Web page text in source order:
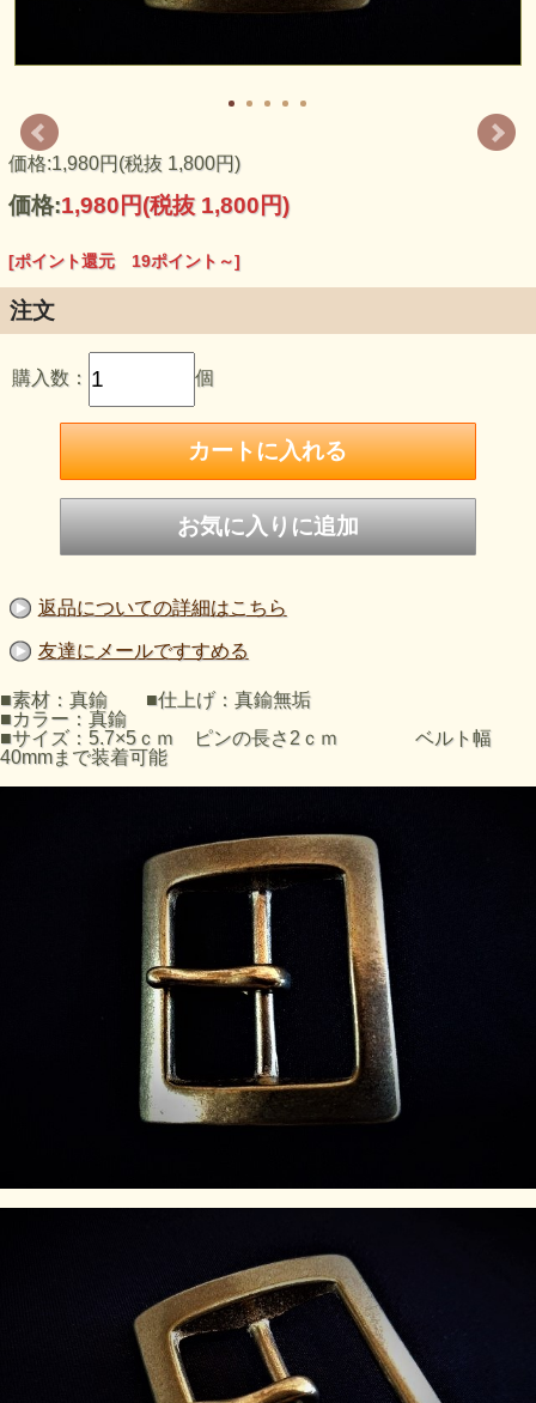
価格:1,980円(税抜 1,800円)
価格:1,980円(税抜 1,800円)
[ポイント還元 19ポイント～]
注文
購入数： 個
返品についての詳細はこちら
友達にメールですすめる
■素材：真鍮 ■仕上げ：真鍮無垢
■カラー：真鍮
■サイズ：5.7×5ｃｍ ピンの長さ2ｃｍ ベルト幅
40mmまで装着可能